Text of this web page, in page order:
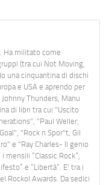
Ha militato come
(tra cui Not Moving,
una cinquantina di dischi
e USA e aprendo per
Thunders, Manu
di libri tra cui "Uscito
"Paul Weller,
"Rock n Spor"t, Gil
e "Ray Charles- Il genio
“Classic Rock”,
e “Libertà”. E' tra i
Rockol Awards. Da sedici